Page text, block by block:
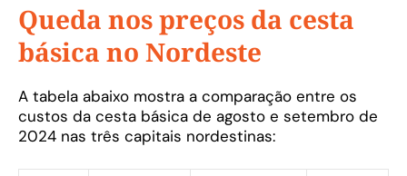
Queda nos preços da cesta
básica no Nordeste
A tabela abaixo mostra a comparação entre os
custos da cesta básica de agosto e setembro de
2024 nas três capitais nordestinas: